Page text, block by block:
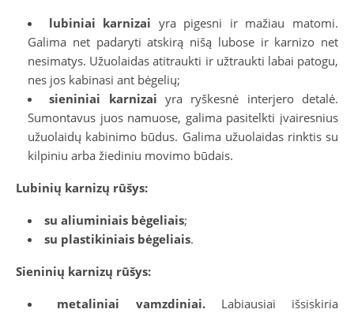
lubiniai karnizai yra pigesni ir mažiau matomi.
Galima net padaryti atskirą nišą lubose ir karnizo net
nesimatys. Užuolaidas atitraukti ir užtraukti labai patogu,
nes jos kabinasi ant bėgelių;
sieniniai karnizai yra ryškesnė interjero detalė.
Sumontavus juos namuose, galima pasitelkti įvairesnius
užuolaidų kabinimo būdus. Galima užuolaidas rinktis su
kilpiniu arba žiediniu movimo būdais.
Lubinių karnizų rūšys:
su aliuminiais bėgeliais;
su plastikiniais bėgeliais.
Sieninių karnizų rūšys:
metaliniai vamzdiniai.Labiausiai išsiskiria